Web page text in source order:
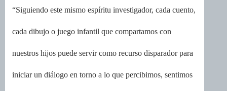
“Siguiendo este mismo espíritu investigador, cada cuento,
cada dibujo o juego infantil que compartamos con
nuestros hijos puede servir como recurso disparador para
iniciar un diálogo en torno a lo que percibimos, sentimos